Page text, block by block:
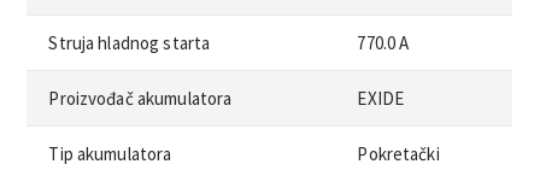
Struja hladnog starta 770.0 A
Proizvođač akumulatora EXIDE
Tip akumulatora Pokretački